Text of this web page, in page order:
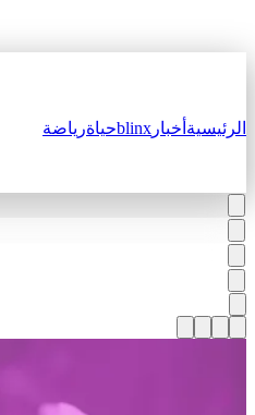
الرئيسية أخبار blinxحياةرياضة